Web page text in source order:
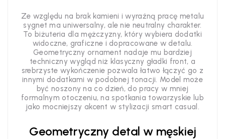
Ze względu na brak kamieni i wyraźną pracę metalu
sygnet ma uniwersalny, ale nie neutralny charakter.
To biżuteria dla mężczyzny, który wybiera dodatki
widoczne, graficzne i dopracowane w detalu.
Geometryczny ornament nadaje mu bardziej
techniczny wygląd niż klasyczny gładki front, a
srebrzyste wykończenie pozwala łatwo łączyć go z
innymi dodatkami w podobnej tonacji. Model może
być noszony na co dzień, do pracy w mniej
formalnym otoczeniu, na spotkania towarzyskie lub
jako mocniejszy akcent w stylizacji smart casual.
Geometryczny detal w męskiej